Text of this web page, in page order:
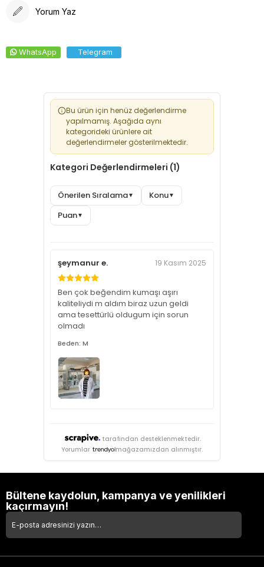
Yorum Yaz
WhatsApp Telegram
Bu ürün için henüz değerlendirme
yapılmamış. Aşağıda aynı
kategorideki ürünlere ait
değerlendirmeler gösterilmektedir.
Kategori Değerlendirmeleri (1)
Önerilen Sıralama▼ Konu▼
Puan▼
şeymanur e. 19 Kasım 2025
Ben çok beğendim kumaşı aşırı
kaliteliydi m aldım biraz uzun geldi
ama tesettürlü oldugum için sorun
olmadı
Beden: M
tarafından desteklenmektedir.
Yorumlar
mağazamızdan alınmıştır.
Bültene kaydolun, kampanya ve yenilikleri
kaçırmayın!